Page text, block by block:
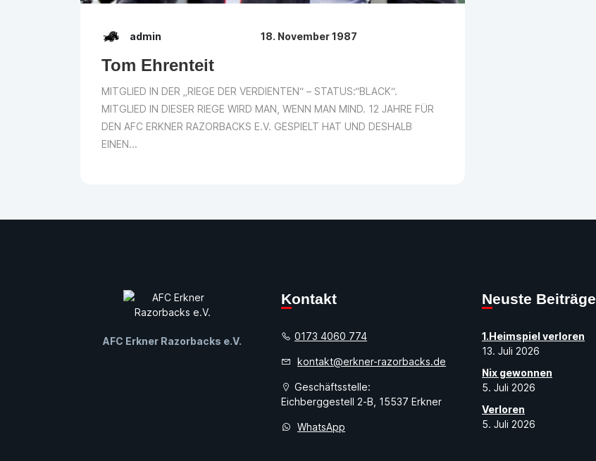
admin 18. November 1987
Tom Ehrenteit
MITGLIED IN DER „RIEGE DER VERDIENTEN“ – STATUS:“BLACK“.
MITGLIED IN DIESER RIEGE WIRD MAN, WENN MAN MIND. 12 JAHRE FÜR
DEN AFC ERKNER RAZORBACKS E.V. GESPIELT HAT UND DESHALB
EINEN...
AFC Erkner Razorbacks e.V.
Kontakt
0173 4060 774
kontakt@erkner-razorbacks.de
Geschäftsstelle:
Eichberggestell 2-B, 15537 Erkner
WhatsApp
Neuste Beiträge
1.Heimspiel verloren
13. Juli 2026
Nix gewonnen
5. Juli 2026
Verloren
5. Juli 2026